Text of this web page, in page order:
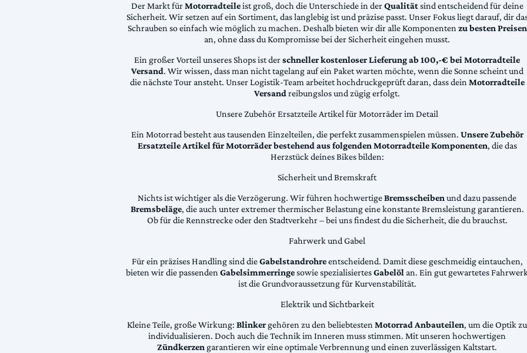
Der Markt fürMotorradteileist groß, doch die Unterschiede in derQualitätsind entscheidend für deine
Sicherheit. Wir setzen auf ein Sortiment, das langlebig ist und präzise passt. Unser Fokus liegt darauf, dir
Schrauben so einfach wie möglich zu machen. Deshalb bieten wir dir alle Komponentenzu besten Preisen
an, ohne dass du Kompromisse bei der Sicherheit eingehen musst.
Ein großer Vorteil unseres Shops ist derschneller kostenloser Lieferung ab 100,-€ bei Motorradteile
Versand. Wir wissen, dass man nicht tagelang auf ein Paket warten möchte, wenn die Sonne scheint und
die nächste Tour ansteht. Unser Logistik-Team arbeitet hochdruckgeprüft daran, dass deinMotorradteile
Versandreibungslos und zügig erfolgt.
Unsere Zubehör Ersatzteile Artikel für Motorräder im Detail
Ein Motorrad besteht aus tausenden Einzelteilen, die perfekt zusammenspielen müssen. Unsere Zubehör
Ersatzteile Artikel für Motorräder bestehend aus folgenden Motorradteile Komponenten, die das
Herzstück deines Bikes bilden:
Sicherheit und Bremskraft
Nichts ist wichtiger als die Verzögerung. Wir führen hochwertigeBremsscheibenund dazu passende
Bremsbeläge, die auch unter extremer thermischer Belastung eine konstante Bremsleistung garantieren.
Ob für die Rennstrecke oder den Stadtverkehr – bei uns findest du die Sicherheit, die du brauchst.
Fahrwerk und Gabel
Für ein präzises Handling sind dieGabelstandrohreentscheidend. Damit diese geschmeidig eintauchen,
bieten wir die passendenGabelsimmerringesowie spezialisiertesGabelöl an. Ein gut gewartetes
ist die Grundvoraussetzung für Kurvenstabilität.
Elektrik und Sichtbarkeit
Kleine Teile, große Wirkung: Blinker gehören zu den beliebtestenMotorrad Anbauteilen, um die Optik zu
individualisieren. Doch auch die Technik im Inneren muss stimmen. Mit unseren hochwertigen
Zündkerzen garantieren wir eine optimale Verbrennung und einen zuverlässigen Kaltstart.